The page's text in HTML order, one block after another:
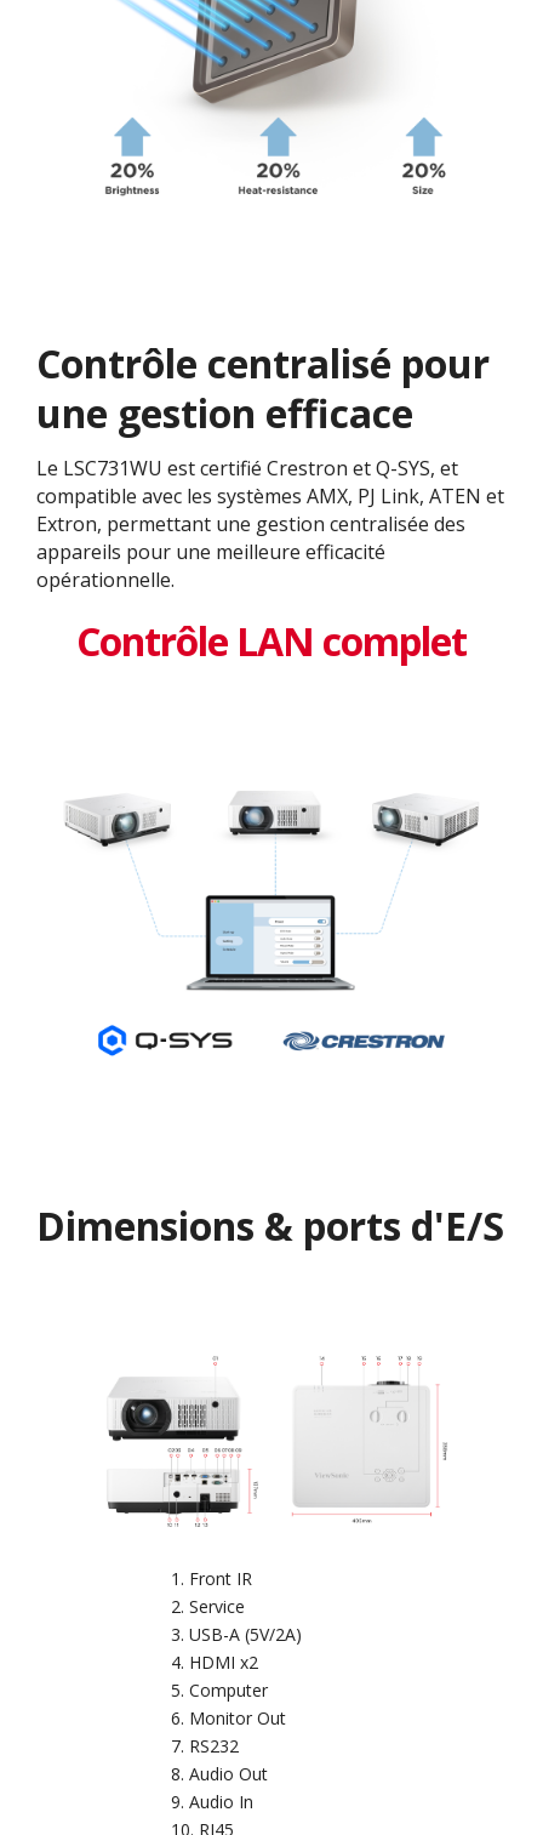
Contrôle centralisé pour
une gestion efficace
Le LSC731WU est certifié Crestron et Q-SYS, et
compatible avec les systèmes AMX, PJ Link, ATEN et
Extron, permettant une gestion centralisée des
appareils pour une meilleure efficacité
opérationnelle.
Contrôle LAN complet
Dimensions & ports d'E/S
Front IR
Service
USB-A (5V/2A)
HDMI x2
Computer
Monitor Out
RS232
Audio Out
Audio In
RJ45